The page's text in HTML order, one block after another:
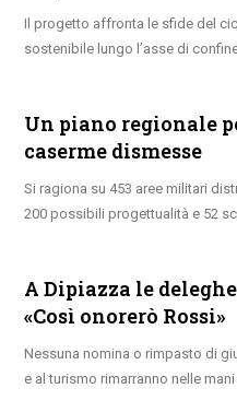
Il progetto affronta le sfide del
sostenibile lungo l’asse di
Un piano regionale
caserme dismesse
Si ragiona su 453 aree militari
200 possibili progettualità e 52
A Dipiazza le
«Così onorerò Rossi»
Nessuna nomina o rimpasto di
e al turismo rimarranno nelle